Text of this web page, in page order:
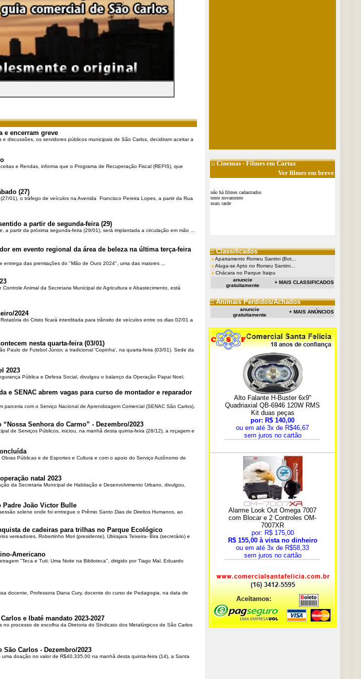
e encerram greve
discussões, os servidores públicos municipais de São Carlos, decidiram aceitar a
e Rendas, informa que o Programa de Recuperação Fiscal (REFIS), que
(27)
01), o tráfego de veículos na Avenida Francisco Pereira Lopes, a partir da Rua
a partir de segunda-feira (29)
a partir da próxima segunda-feira (29/01), será implantada a circulação em mão ...
em evento regional da área de beleza na última terça-feira
das premiações do "Mão de Ouro 2024", uma das maiores ...
Animal da Secretaria Municipal de Agricultura e Abastecimento, está
2024
do Cristo ficará interditada para trânsito de veículos entre os dias 02/01 a
nesta quarta-feira (03/01)
Paulo de Futebol Júnior, a tradicional ‘Copinha’, na quarta-feira (03/01). Sede da
2023
Pública e Defesa Social, divulgou o balanço da Operação Papai Noel,
e SENAC abrem vagas para curso de montador e reparador
com o Serviço Nacional de Aprendizagem Comercial (SENAC São Carlos),
Senhora do Carmo” - Dezembro/2023
de Serviços Públicos, iniciou, na manhã desta quinta-feira (28/12), a roçagem e
Públicas e de Esportes e Cultura e com o apoio do Serviço Autônomo de
natal 2023
da Secretaria Municipal de Habitação e Desenvolvimento Urbano, divulgou,
Padre João Victor Bulle
solene onde foi entregue o Prêmio Santo Dias de Direitos Humanos, ao
de cadeiras para trilhas no Parque Ecológico
vereadores, Robertinho Mori (presidente), Ubirajara Teixeira- Bira (secretário) e
Americano
"Teca e Tuti: Uma Noite na Biblioteca", dirigido por Tiago Mal, Eduardo
docente, Professora Diana Cury, docente do curso de Pedagogia, na data de
e Ibaté mandato 2023-2027
processo de escolha da Diretoria do Sindicato dos Metalúrgicos de São Carlos
São Carlos - Dezembro/2023
doação no valor de R$40.335,00 na manhã desta quinta-feira (14), a Santa
::Cinemas- Filmes em Cartaz
Ver filmes em breve
não há filmes cadastrados
tente novamente
mais tarde
:: Classificados
Apartamento Romeu Santini (Bot...
Aluga-se Apto no Romeu Santini...
Chácara no Parque Itaipu
anuncie
gratuitamente
+ MAIS CLASSIFICADOS
:: Animais Perdidos/Achados
anuncie
gratuitamente
+ MAIS ANÚNCIOS